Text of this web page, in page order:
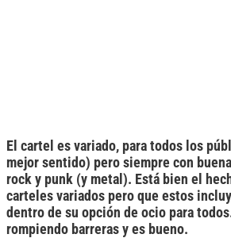
El cartel es variado, para todos los
mejor sentido) pero siempre con
rock y punk (y metal). Está bien el
carteles variados pero que estos
dentro de su opción de ocio para
rompiendo barreras y es bueno.